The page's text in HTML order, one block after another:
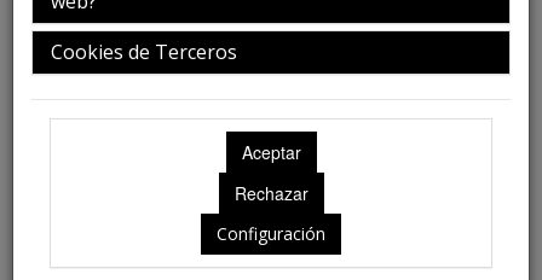
Cookies de Terceros
Configuración
12:00-14:00h.
Ubicación: Aún no disponible